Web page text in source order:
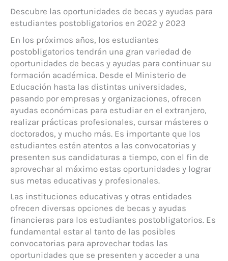
Descubre las oportunidades de becas y ayudas para
estudiantes postobligatorios en 2022 y 2023
En los próximos años, los estudiantes
postobligatorios tendrán una gran variedad de
oportunidades de becas y ayudas para continuar su
formación académica. Desde el Ministerio de
Educación hasta las distintas universidades,
pasando por empresas y organizaciones, ofrecen
ayudas económicas para estudiar en el extranjero,
realizar prácticas profesionales, cursar másteres o
doctorados, y mucho más. Es importante que los
estudiantes estén atentos a las convocatorias y
presenten sus candidaturas a tiempo, con el fin de
aprovechar al máximo estas oportunidades y lograr
sus metas educativas y profesionales.
Las instituciones educativas y otras entidades
ofrecen diversas opciones de becas y ayudas
financieras para los estudiantes postobligatorios. Es
fundamental estar al tanto de las posibles
convocatorias para aprovechar todas las
oportunidades que se presenten y acceder a una